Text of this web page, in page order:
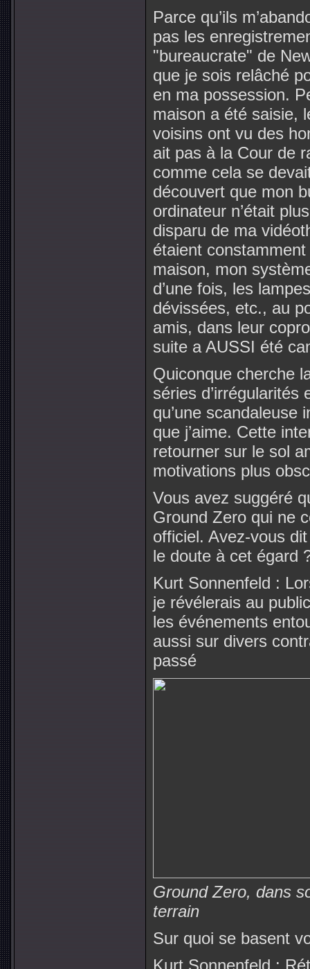
Parce qu’ils
pas les
"bureaucrate" de
que je sois relâché
en ma possession.
maison a été saisie,
voisins ont vu des
ait pas à la Cour de
comme cela se
découvert que mon
ordinateur n’était
disparu de ma
étaient
maison, mon
d’une fois, les
dévissées, etc., au
amis, dans leur
suite a AUSSI été
Quiconque cherche
séries
qu’une scandaleuse
que j’aime. Cette
retourner sur le sol
motivations plus
Vous avez suggéré
Ground Zero qui ne
officiel. Avez-vous
le doute à cet égard
Kurt Sonnenfeld :
je révélerais au
les événements
aussi sur divers
passé
Ground Zero, dans
terrain
Sur quoi se basent
Kurt Sonnenfeld :